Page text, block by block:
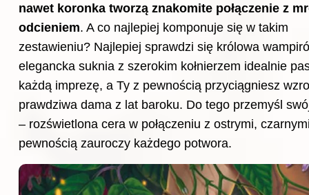
nawet koronka tworzą znakomite połączenie z
odcieniem. A co najlepiej komponuje się w takim
zestawieniu? Najlepiej sprawdzi się królowa
elegancka suknia z szerokim kołnierzem idealnie
każdą imprezę, a Ty z pewnością przyciągniesz
prawdziwa dama z lat baroku. Do tego przemyśl
– rozświetlona cera w połączeniu z ostrymi,
pewnością zauroczy każdego potwora.